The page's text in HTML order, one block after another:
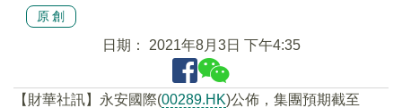
原創
日期： 2021年8月3日 下午4:35
【財華社訊】永安國際(00289.HK)公佈，集團預期截至